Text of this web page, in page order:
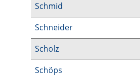
Schmid
Schneider
Scholz
Schöps